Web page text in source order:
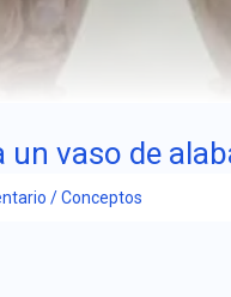
un vaso de
/Conceptos